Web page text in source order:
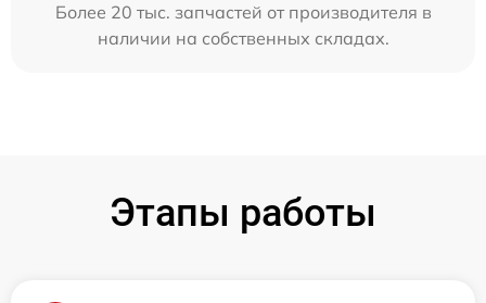
Более 20 тыс. запчастей от производителя в
наличии на собственных складах.
Этапы работы